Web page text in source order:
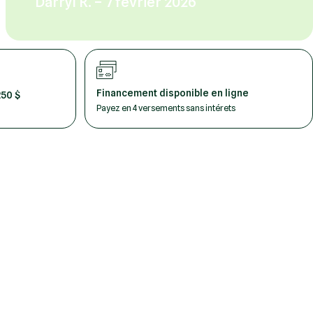
$ Financement disponible en ligne
Payez en 4 versements sans intérets